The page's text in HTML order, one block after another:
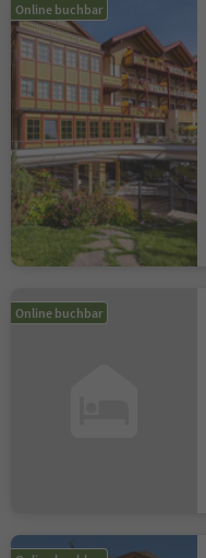
Online buchbar
Online buchbar